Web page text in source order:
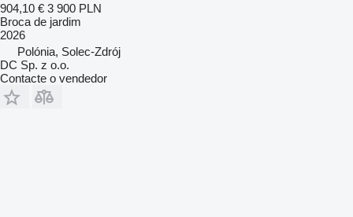
904,10 € 3 900 PLN
Broca de jardim
2026
Polónia, Solec-Zdrój
DC Sp. z o.o.
Contacte o vendedor